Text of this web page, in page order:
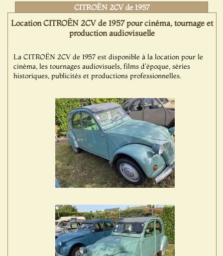
CITROËN 2CV de 1957
Location CITROËN 2CV de 1957 pour cinéma, tournage et
production audiovisuelle
La CITROËN 2CV de 1957 est disponible à la location pour le
cinéma, les tournages audiovisuels, films d'époque, séries
historiques, publicités et productions professionnelles.